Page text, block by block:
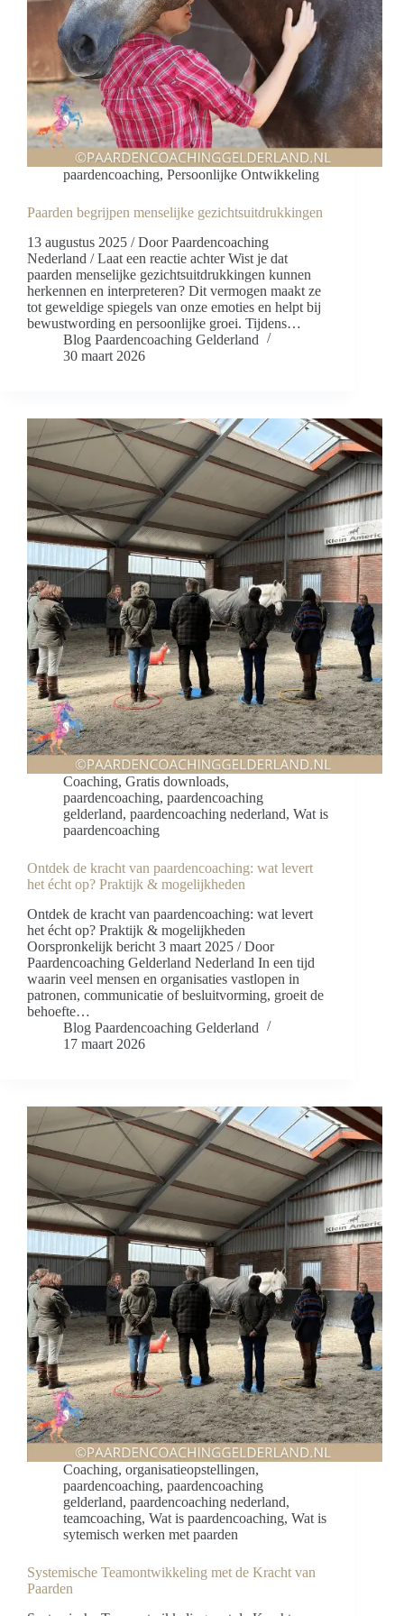
paardencoaching, Persoonlijke Ontwikkeling
Paarden begrijpen menselijke gezichtsuitdrukkingen
13 augustus 2025 / Door Paardencoaching
Nederland / Laat een reactie achter Wist je dat
paarden menselijke gezichtsuitdrukkingen kunnen
herkennen en interpreteren? Dit vermogen maakt ze
tot geweldige spiegels van onze emoties en helpt bij
bewustwording en persoonlijke groei. Tijdens…
Blog Paardencoaching Gelderland
30 maart 2026
Coaching, Gratis downloads,
paardencoaching, paardencoaching
gelderland, paardencoaching nederland, Wat is
paardencoaching
Ontdek de kracht van paardencoaching: wat levert
het écht op? Praktijk & mogelijkheden
Ontdek de kracht van paardencoaching: wat levert
het écht op? Praktijk & mogelijkheden
Oorspronkelijk bericht 3 maart 2025 / Door
Paardencoaching Gelderland Nederland In een tijd
waarin veel mensen en organisaties vastlopen in
patronen, communicatie of besluitvorming, groeit de
behoefte…
Blog Paardencoaching Gelderland
17 maart 2026
Coaching, organisatieopstellingen,
paardencoaching, paardencoaching
gelderland, paardencoaching nederland,
teamcoaching, Wat is paardencoaching, Wat is
sytemisch werken met paarden
Systemische Teamontwikkeling met de Kracht van
Paarden